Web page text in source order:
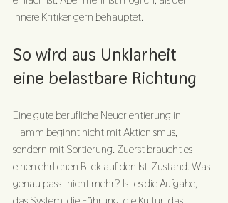
innere Kritiker gern behauptet.
So wird aus Unklarheit
eine belastbare Richtung
Eine gute berufliche Neuorientierung in
Hamm beginnt nicht mit Aktionismus,
sondern mit Sortierung. Zuerst braucht es
einen ehrlichen Blick auf den Ist-Zustand. Was
genau passt nicht mehr? Ist es die Aufgabe,